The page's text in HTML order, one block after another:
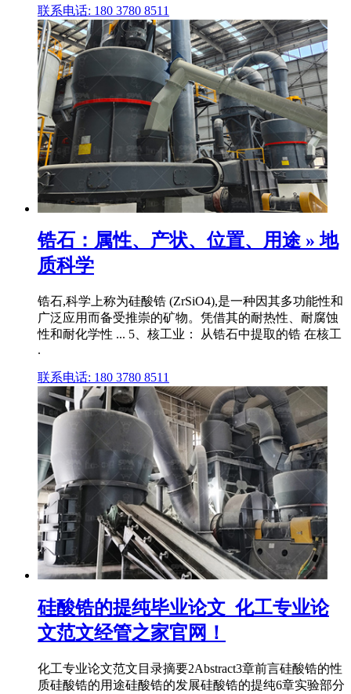
联系电话: 180 3780 8511
锆石：属性、产状、位置、用途 » 地
质科学
锆石,科学上称为硅酸锆 (ZrSiO4),是一种因其多功能性和
广泛应用而备受推崇的矿物。凭借其的耐热性、耐腐蚀
性和耐化学性 ... 5、核工业： 从锆石中提取的锆 在核工
.
联系电话: 180 3780 8511
硅酸锆的提纯毕业论文_化工专业论
文范文经管之家官网！
化工专业论文范文目录摘要2Abstract3章前言硅酸锆的性
质硅酸锆的用途硅酸锆的发展硅酸锆的提纯6章实验部分